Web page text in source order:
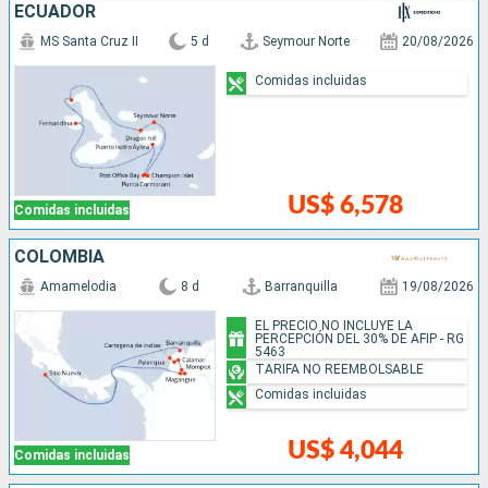
ECUADOR
Comidas incluidas
MS Santa Cruz II 5 d Seymour Norte 20/08/2026
US$ 6,578
Comidas incluidas
COLOMBIA
Comidas incluidas
Amamelodia 8 d Barranquilla 19/08/2026
US$ 4,044
EL PRECIO NO INCLUYE LA
PERCEPCIÓN DEL 30% DE AFIP - RG
5463
TARIFA NO REEMBOLSABLE
Comidas incluidas